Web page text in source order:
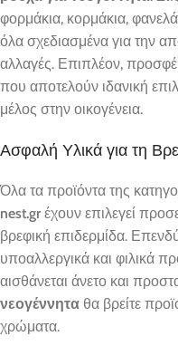
φορμάκια, κορμάκια,
όλα σχεδιασμένα για την
αλλαγές. Επιπλέον,
που αποτελούν ιδανική
μέλος στην οικογένεια.
Ασφαλή Υλικά για τη
Όλα τα προϊόντα της
nest.gr έχουν επιλεγεί
βρεφική επιδερμίδα.
υποαλλεργικά και φιλικά
αισθάνεται άνετο και
νεογέννητα θα βρείτε
χρώματα.